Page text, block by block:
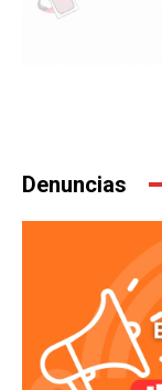
Denuncias